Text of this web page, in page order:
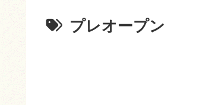
プレオープン